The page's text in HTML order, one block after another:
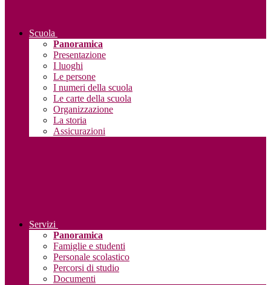
Scuola
Panoramica
Presentazione
I luoghi
Le persone
I numeri della scuola
Le carte della scuola
Organizzazione
La storia
Assicurazioni
Servizi
Panoramica
Famiglie e studenti
Personale scolastico
Percorsi di studio
Documenti